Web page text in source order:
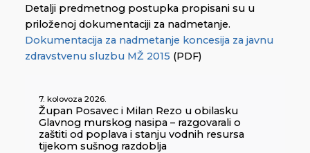
Detalji predmetnog postupka propisani su u
priloženoj dokumentaciji za nadmetanje.
Dokumentacija za nadmetanje koncesija za javnu
zdravstvenu sluzbu MŽ 2015 (PDF)
7. kolovoza 2026.
Župan Posavec i Milan Rezo u obilasku
Glavnog murskog nasipa – razgovarali o
zaštiti od poplava i stanju vodnih resursa
tijekom sušnog razdoblja